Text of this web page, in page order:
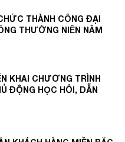
THÀNH CÔNG ĐẠI
THƯỜNG NIÊN NĂM
KHAI CHƯƠNG TRÌNH
ĐỘNG HỌC HỎI, DẪN